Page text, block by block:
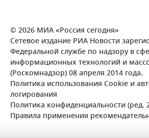
© 2026 МИА «Россия сегодня»
Сетевое издание РИА Новости
Федеральной службе по надзору в
информационных технологий и
(Роскомнадзор) 08 апреля 2014 года.
Политика использования Cookie и
логирования
Политика конфиденциальности (ред.
Правила применения